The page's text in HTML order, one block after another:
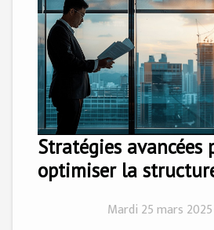
Stratégies avancées
optimiser la
Mardi 25 mars